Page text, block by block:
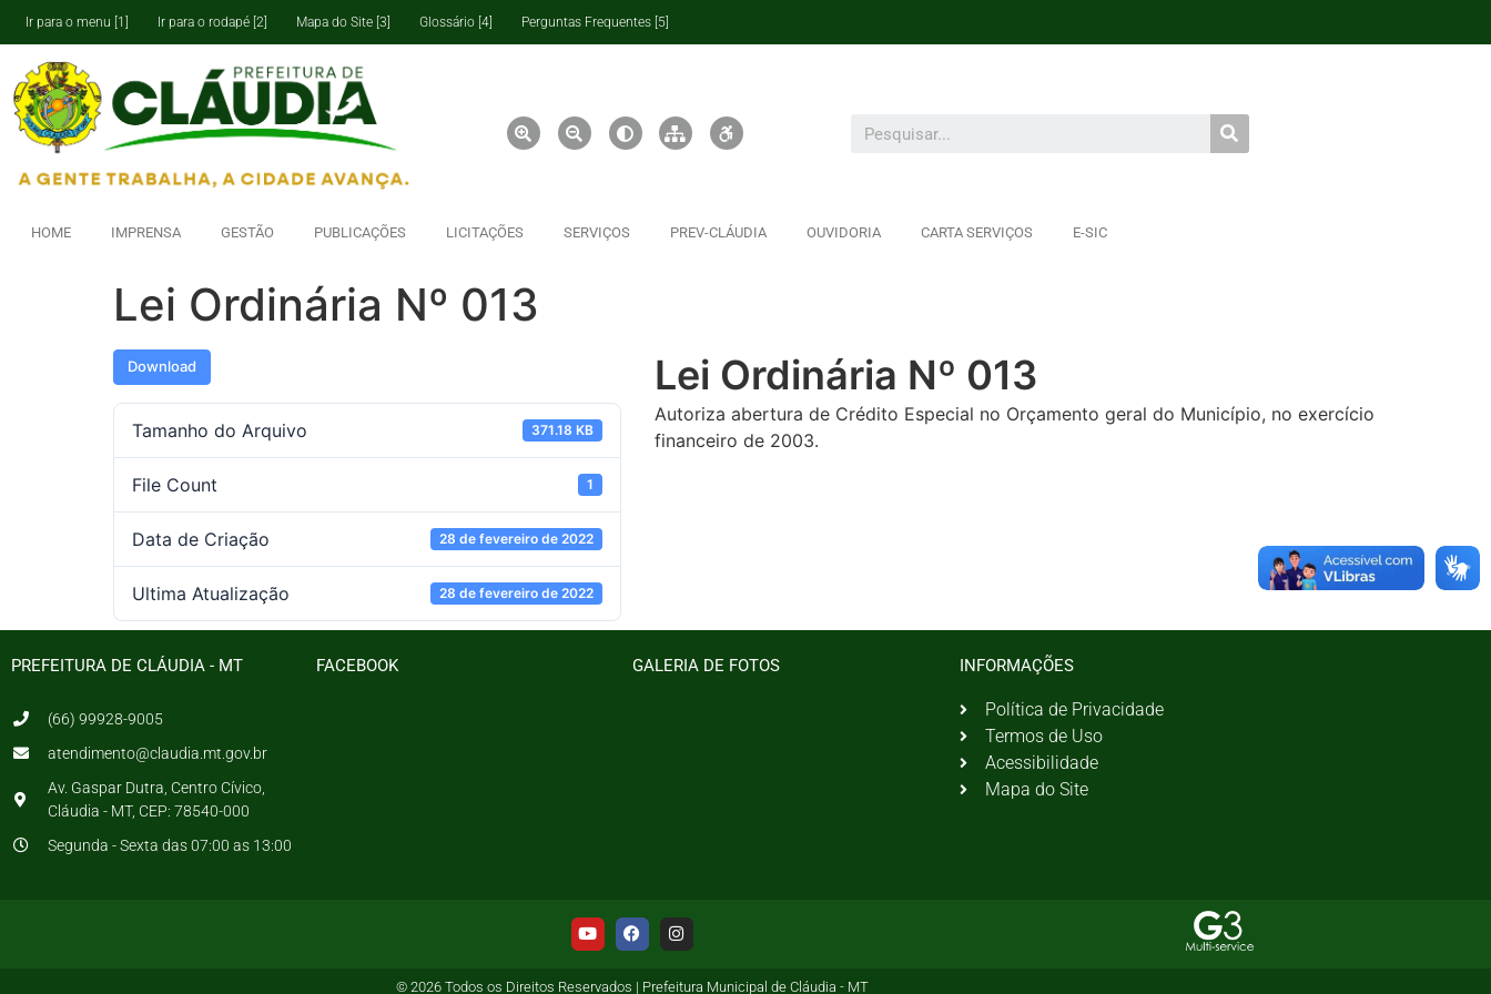
Ir para o menu [1] Ir para o rodapé [2] Mapa do Site [3] Glossário [4] Perguntas Frequentes [5]
HOME IMPRENSA GESTÃO PUBLICAÇÕES LICITAÇÕES SERVIÇOS PREV-CLÁUDIA OUVIDORIA CARTA SERVIÇOS E-SIC
Lei Ordinária Nº 013
Download
Tamanho do Arquivo 371.18 KB
File Count 1
Data de Criação 28 de fevereiro de 2022
Ultima Atualização 28 de fevereiro de 2022
Lei Ordinária Nº 013
Autoriza abertura de Crédito Especial no Orçamento geral do Município, no exercício
financeiro de 2003.
PREFEITURA DE CLÁUDIA - MT
(66) 99928-9005
atendimento@claudia.mt.gov.br
Av. Gaspar Dutra, Centro Cívico,
Cláudia - MT, CEP: 78540-000
Segunda - Sexta das 07:00 as 13:00
FACEBOOK GALERIA DE FOTOS INFORMAÇÕES
Política de Privacidade
Termos de Uso
Acessibilidade
Mapa do Site
© 2026 Todos os Direitos Reservados | Prefeitura Municipal de Cláudia - MT